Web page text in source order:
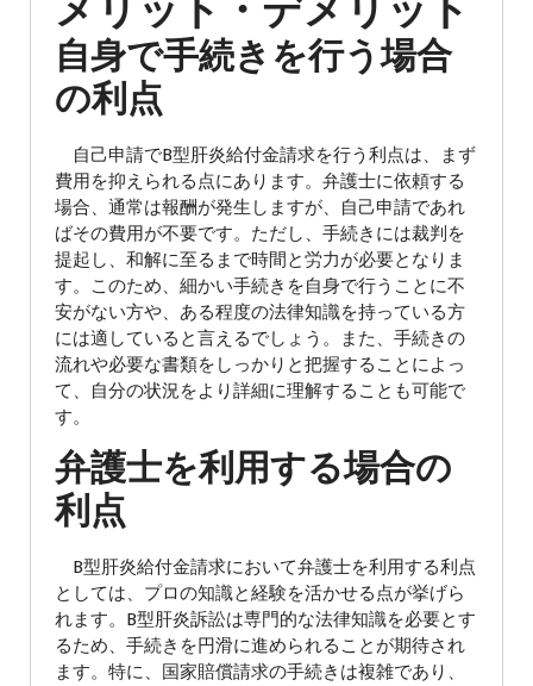
メリット・デメリット
自身で手続きを行う場合
の利点
自己申請でB型肝炎給付金請求を行う利点は、まず
費用を抑えられる点にあります。弁護士に依頼する
場合、通常は報酬が発生しますが、自己申請であれ
ばその費用が不要です。ただし、手続きには裁判を
提起し、和解に至るまで時間と労力が必要となりま
す。このため、細かい手続きを自身で行うことに不
安がない方や、ある程度の法律知識を持っている方
には適していると言えるでしょう。また、手続きの
流れや必要な書類をしっかりと把握することによっ
て、自分の状況をより詳細に理解することも可能で
す。
弁護士を利用する場合の
利点
B型肝炎給付金請求において弁護士を利用する利点
としては、プロの知識と経験を活かせる点が挙げら
れます。B型肝炎訴訟は専門的な法律知識を必要とす
るため、手続きを円滑に進められることが期待され
ます。特に、国家賠償請求の手続きは複雑であり、